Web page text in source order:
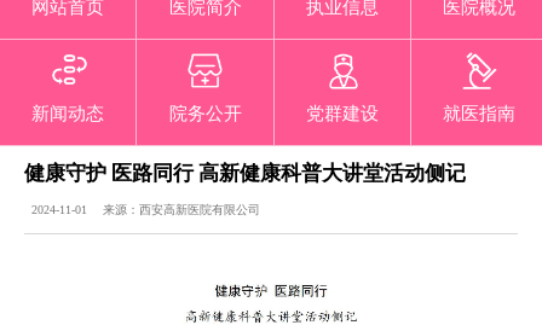
网站首页 医院简介 执业信息 医院概况
新闻动态 院务公开 党群建设 就医指南
健康守护 医路同行 高新健康科普大讲堂活动侧记
2024-11-01 来源：西安高新医院有限公司